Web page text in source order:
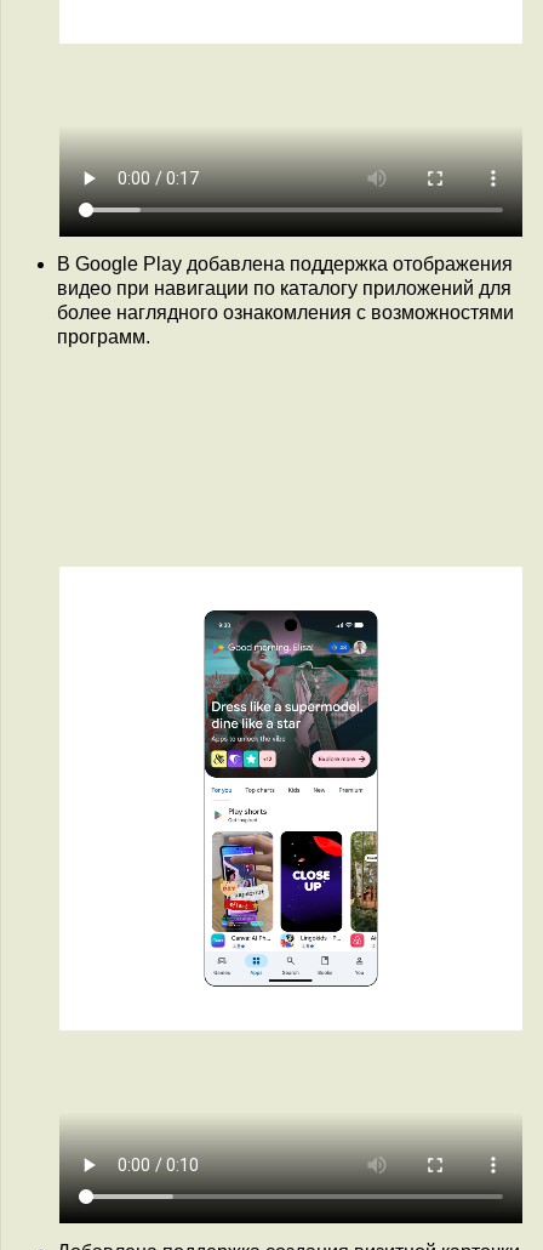
В Google Play добавлена поддержка отображения
видео при навигации по каталогу приложений для
более наглядного ознакомления с возможностями
программ.